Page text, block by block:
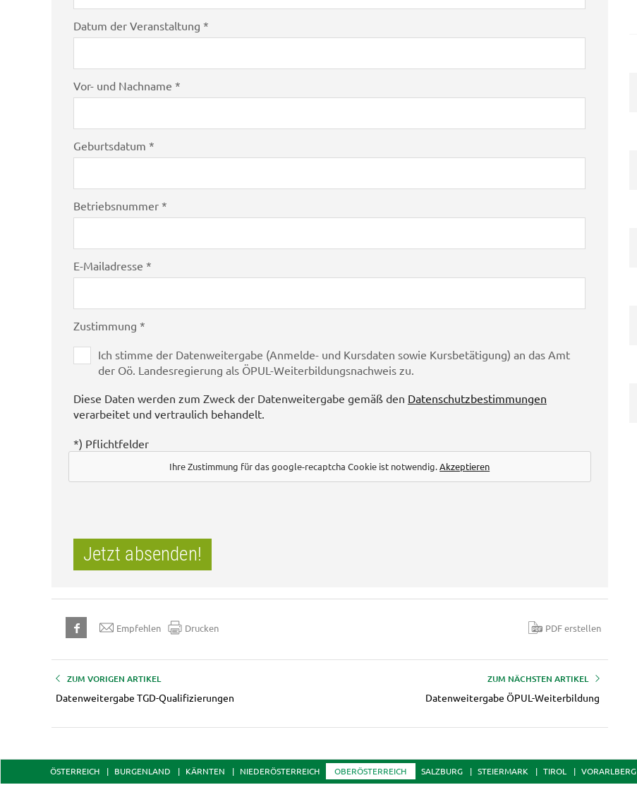
Datum der Veranstaltung *
Vor- und Nachname *
Geburtsdatum *
Betriebsnummer *
E-Mailadresse *
Zustimmung *
Ich stimme der Datenweitergabe (Anmelde- und Kursdaten sowie Kursbetätigung) an das Amt
der Oö. Landesregierung als ÖPUL-Weiterbildungsnachweis zu.
Diese Daten werden zum Zweck der Datenweitergabe gemäß den Datenschutzbestimmungen
verarbeitet und vertraulich behandelt.
*) Pflichtfelder
Ihre Zustimmung für das google-recaptcha Cookie ist notwendig.Akzeptieren
Jetzt absenden!
Empfehlen Drucken PDF erstellen
ZUM VORIGEN ARTIKEL
Datenweitergabe TGD-Qualifizierungen
ZUM NÄCHSTEN ARTIKEL
Datenweitergabe ÖPUL-Weiterbildung
ÖSTERREICH BURGENLAND KÄRNTEN NIEDERÖSTERREICH OBERÖSTERREICH SALZBURG STEIERMARK TIROL VORARLBERG